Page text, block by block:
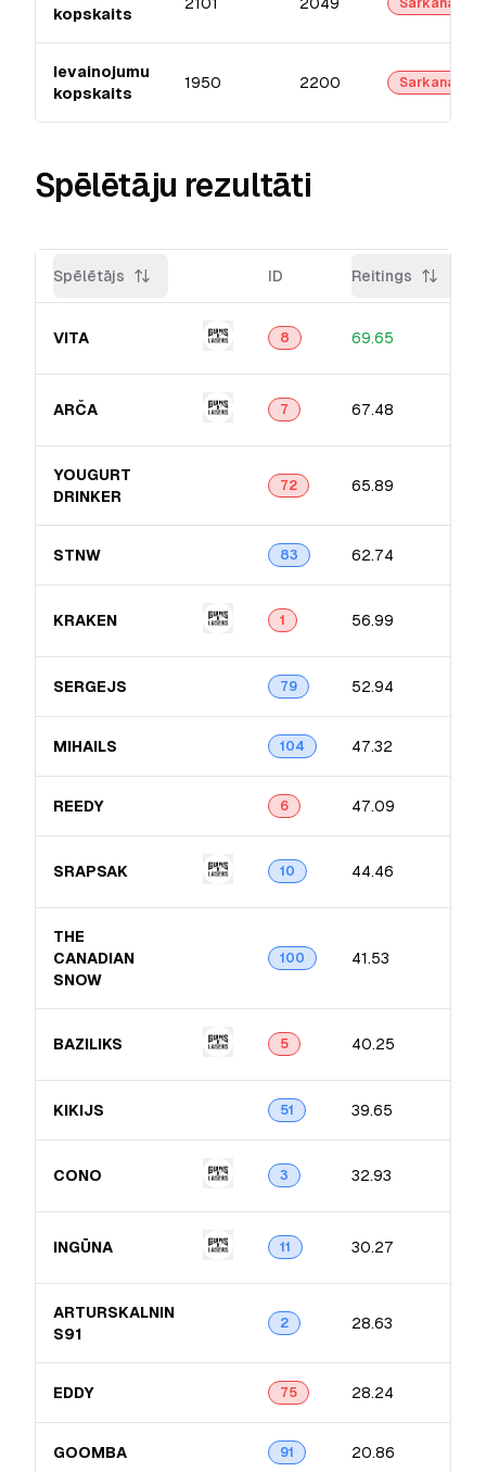
kopskaits
Sarkanā
Ievainojumu
kopskaits
1950 2200 Sarkanā
Spēlētāju rezultāti
Spēlētājs ID Reitings
VITA 8 69.65
ARČA 7 67.48
YOUGURT
DRINKER
72 65.89
STNW 83 62.74
KRAKEN 1 56.99
SERGEJS 79 52.94
MIHAILS 104 47.32
REEDY 6 47.09
SRAPSAK 10 44.46
THE
CANADIAN
SNOW
100 41.53
BAZILIKS 5 40.25
KIKIJS 51 39.65
CONO 3 32.93
INGŪNA 11 30.27
ARTURSKALNIN​
S91
2 28.63
EDDY 75 28.24
GOOMBA 91 20.86